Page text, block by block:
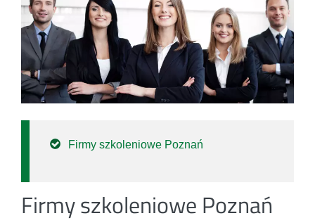
Firmy szkoleniowe Poznań
Firmy szkoleniowe Poznań